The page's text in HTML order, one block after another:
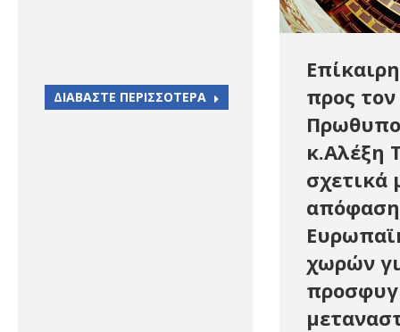
ΔΙΑΒΑΣΤΕ ΠΕΡΙΣΣΟΤΕΡΑ
προς τον
κ.Αλέξη
σχετικά
απόφαση
χωρών